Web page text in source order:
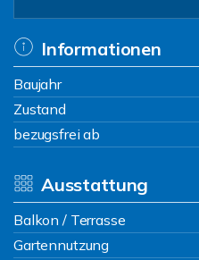
Informationen
Baujahr
Zustand
bezugsfrei ab
Ausstattung
Balkon / Terrasse
Gartennutzung